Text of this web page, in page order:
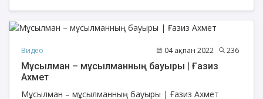
Видео 04 ақпан 2022 236
Мұсылман – мұсылманның бауыры | Ғазиз
Ахмет
Мұсылман – мұсылманның бауыры | Ғазиз Ахмет